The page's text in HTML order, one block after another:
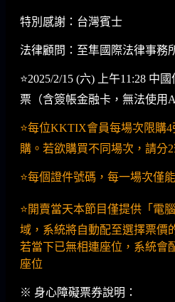
特別感謝：台灣賓士
法律顧問：至隼國際法律事務
⭐️2025/2/15 (六) 上午11:28 中國
票（含簽帳金融卡，無法使用
⭐️每位KKTIX會員每場次限購
購。若欲購買不同場次，請分2
⭐️每個證件號碼，每一場次僅
⭐️開賣當天本節目僅提供「電
域，系統將自動配至選擇票價
若當下已無相連座位，系統會
座位
※ 身心障礙票券說明：